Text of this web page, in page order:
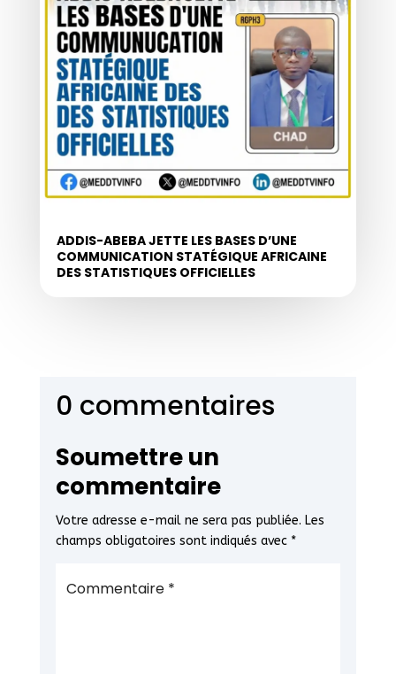
ADDIS-ABEBA JETTE LES BASES D’UNE
COMMUNICATION STATÉGIQUE AFRICAINE
DES STATISTIQUES OFFICIELLES
0 commentaires
Soumettre un
commentaire
Votre adresse e-mail ne sera pas publiée. Les
champs obligatoires sont indiqués avec *